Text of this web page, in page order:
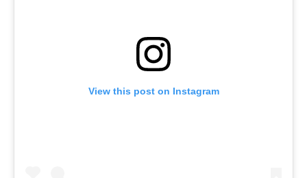
View this post on Instagram